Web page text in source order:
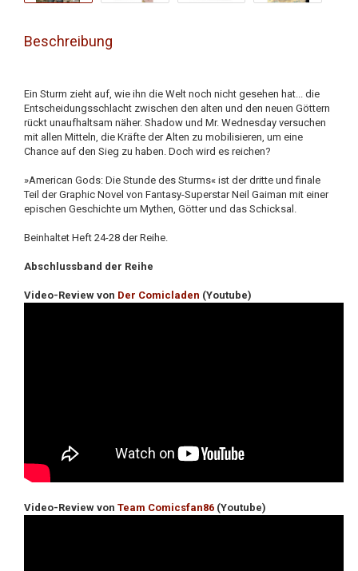
Beschreibung
Ein Sturm zieht auf, wie ihn die Welt noch nicht gesehen hat... die
Entscheidungsschlacht zwischen den alten und den neuen Göttern
rückt unaufhaltsam näher. Shadow und Mr. Wednesday versuchen
mit allen Mitteln, die Kräfte der Alten zu mobilisieren, um eine
Chance auf den Sieg zu haben. Doch wird es reichen?
»American Gods: Die Stunde des Sturms« ist der dritte und finale
Teil der Graphic Novel von Fantasy-Superstar Neil Gaiman mit einer
epischen Geschichte um Mythen, Götter und das Schicksal.
Beinhaltet Heft 24-28 der Reihe.
Abschlussband der Reihe
Video-Review von Der Comicladen (Youtube)
Video-Review von Team Comicsfan86 (Youtube)